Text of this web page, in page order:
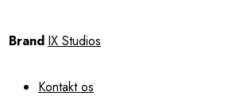
Brand IX Studios
Kontakt os